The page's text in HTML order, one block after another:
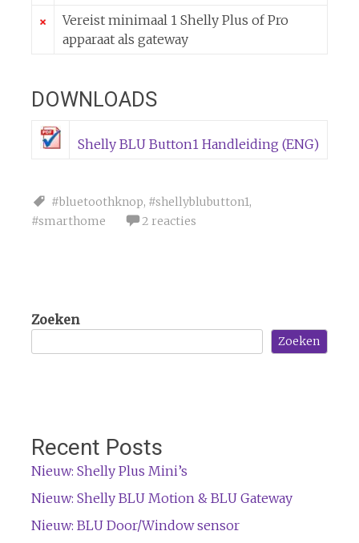
Vereist minimaal 1 Shelly Plus of Pro
apparaat als gateway
DOWNLOADS
Shelly BLU Button1 Handleiding (ENG)
#bluetoothknop, #shellyblubutton1,
#smarthome
2 reacties
Zoeken
Zoeken
Recent Posts
Nieuw: Shelly Plus Mini’s
Nieuw: Shelly BLU Motion & BLU Gateway
Nieuw: BLU Door/Window sensor